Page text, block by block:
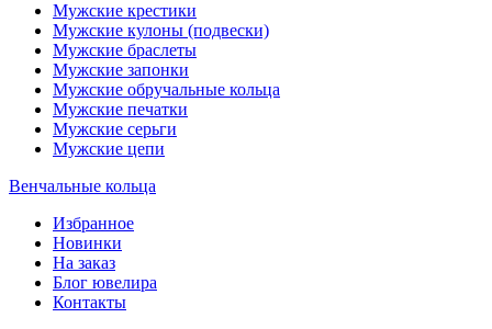
Мужские крестики
Мужские кулоны (подвески)
Мужские браслеты
Мужские запонки
Мужские обручальные кольца
Мужские печатки
Мужские серьги
Мужские цепи
Венчальные кольца
Избранное
Новинки
На заказ
Блог ювелира
Контакты